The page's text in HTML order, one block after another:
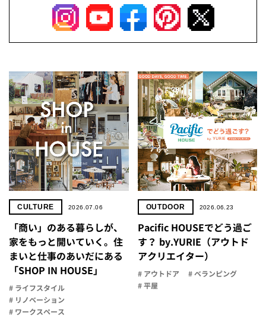
CULTURE 2026.07.06
「商い」の​ある​暮らしが、​
家を​もっと​開いていく。​住
まいと​仕事の​あいだに​ある​
「SHOP IN HOUSE」
# ライフスタイル
# リノベーション
# ワークスペース
OUTDOOR 2026.06.23
Pacific HOUSEでどう過ご
す？ by.YURIE（アウトド
アクリエイター）
# アウトドア
# ベランピング
# 平屋